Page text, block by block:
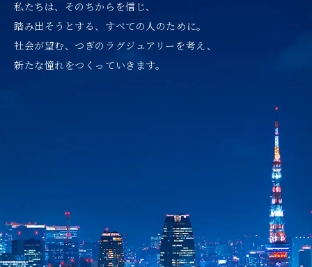
私たちは、そのちからを信じ、
踏み出そうとする、すべての人のために。
社会が望む、つぎのラグジュアリーを考え、
新たな憧れをつくっていきます。